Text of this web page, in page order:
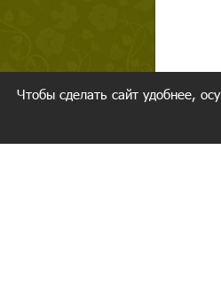
Чтобы сделать сайт удобнее,